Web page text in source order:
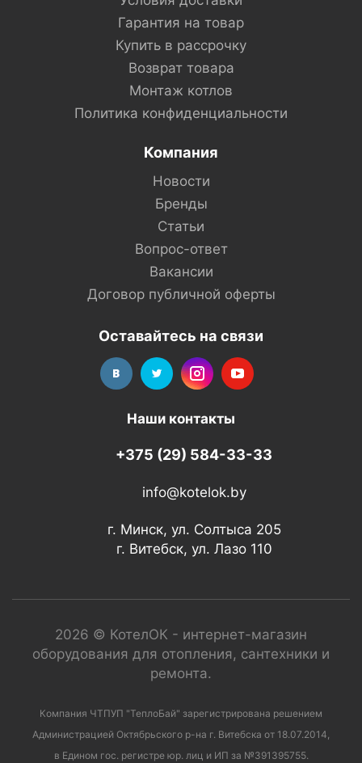
Гарантия на товар
Купить в рассрочку
Возврат товара
Монтаж котлов
Политика конфиденциальности
Компания
Новости
Бренды
Статьи
Вопрос-ответ
Вакансии
Договор публичной оферты
Оставайтесь на связи
Наши контакты
+375 (29) 584-33-33
info@kotelok.by
г. Минск, ул. Солтыса 205
г. Витебск, ул. Лазо 110
2026 © КотелОК - интернет-магазин
оборудования для отопления, сантехники и
ремонта.
Компания ЧТПУП "ТеплоБай" зарегистрирована решением
Администрацией Октябрьского р-на г. Витебска от 18.07.2014,
в Едином гос. регистре юр. лиц и ИП за №391395755.